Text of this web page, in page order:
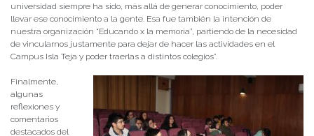
universidad siempre ha sido, más allá de generar conocimiento, poder
llevar ese conocimiento a la gente. Esa fue también la intención de
nuestra organización “Educando x la memoria”, partiendo de la necesidad
de vincularnos justamente para dejar de hacer las actividades en el
Campus Isla Teja y poder traerlas a distintos colegios”.
Finalmente,
algunas
reflexiones y
comentarios
destacados del